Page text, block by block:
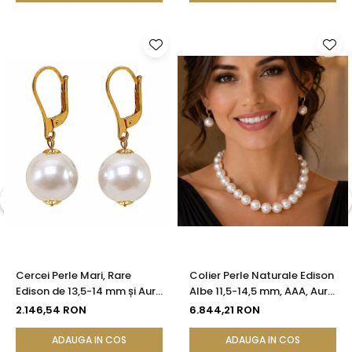
Cercei Perle Mari, Rare
Edison de 13,5-14 mm și Aur
Galben 14K, Spectacol
2.146,54 RON
ADAUGA IN COS
Colier Perle Naturale Edison
Albe 11,5-14,5 mm, AAA, Aur
Alb 14K | KASKADDA®
6.844,21 RON
ADAUGA IN COS